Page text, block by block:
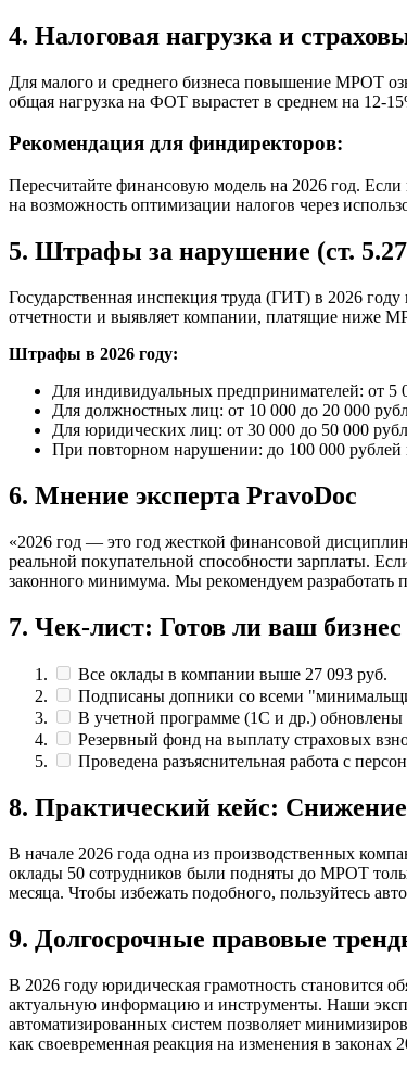
4. Налоговая нагрузка и
Для малого и среднего бизнеса повышение МРОТ
общая нагрузка на ФОТ вырастет в среднем на 12-
Рекомендация для финдиректоров:
Пересчитайте финансовую модель на 2026 год.
на возможность оптимизации налогов через
5. Штрафы за нарушение (ст.
Государственная инспекция труда (ГИТ) в 2026
отчетности и выявляет компании, платящие ниже
Штрафы в 2026 году:
Для индивидуальных предпринимателей: от 5
Для должностных лиц: от 10 000 до 20 000
Для юридических лиц: от 30 000 до 50 000
При повторном нарушении: до 100 000 рублей
6. Мнение эксперта PravoDoc
«2026 год — это год жесткой финансовой
реальной покупательной способности зарплаты.
законного минимума. Мы рекомендуем разработать
7. Чек-лист: Готов ли ваш
Все оклады в компании выше 27 093 руб.
Подписаны допники со всеми
В учетной программе (1С и др.)
Резервный фонд на выплату страховых
Проведена разъяснительная работа с
8. Практический кейс:
В начале 2026 года одна из производственных
оклады 50 сотрудников были подняты до МРОТ
месяца. Чтобы избежать подобного, пользуйтесь
9. Долгосрочные правовые
В 2026 году юридическая грамотность становится
актуальную информацию и инструменты. Наши
автоматизированных систем позволяет
как своевременная реакция на изменения в